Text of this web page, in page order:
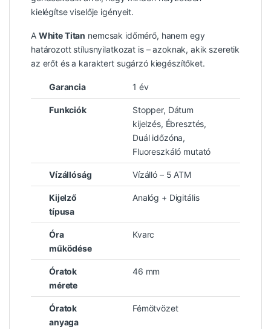
kielégítse viselője igényeit.
A White Titan nemcsak időmérő, hanem egy
határozott stílusnyilatkozat is – azoknak, akik szeretik
az erőt és a karaktert sugárzó kiegészítőket.
Garancia 1 év
Funkciók
Stopper, Dátum
kijelzés, Ébresztés,
Duál időzóna,
Fluoreszkáló mutató
Vízállóság Vízálló – 5 ATM
Kijelző
típusa
Analóg + Digitális
Óra
működése
Kvarc
Óratok
mérete
46 mm
Óratok
anyaga
Fémötvözet